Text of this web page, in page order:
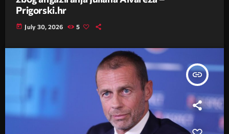
Prigorski.hr
today July 30, 2026 5
insert_link